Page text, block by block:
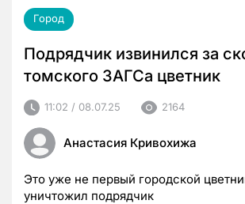
Город
Подрядчик извинился за
томского ЗАГСа цветник
11:02 / 08.07.25 2164
Анастасия Кривохижа
Это уже не первый городской
уничтожил подрядчик